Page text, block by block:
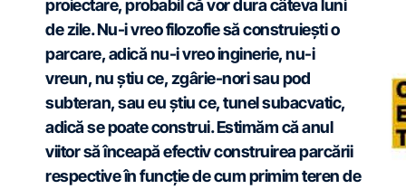
proiectare, probabil că vor dura câteva luni
de zile. Nu-i vreo filozofie să construiești o
parcare, adică nu-i vreo inginerie, nu-i
vreun, nu știu ce, zgârie-nori sau pod
subteran, sau eu știu ce, tunel subacvatic,
adică se poate construi. Estimăm că anul
viitor să înceapă efectiv construirea parcării
respective în funcție de cum primim teren de